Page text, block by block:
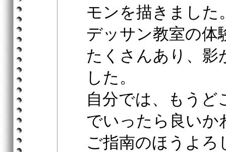
モンを描きました
デッサン教室の体
たくさんあり、影
した。
自分では、もうど
でいったら良いか
ご指南のほうよろ